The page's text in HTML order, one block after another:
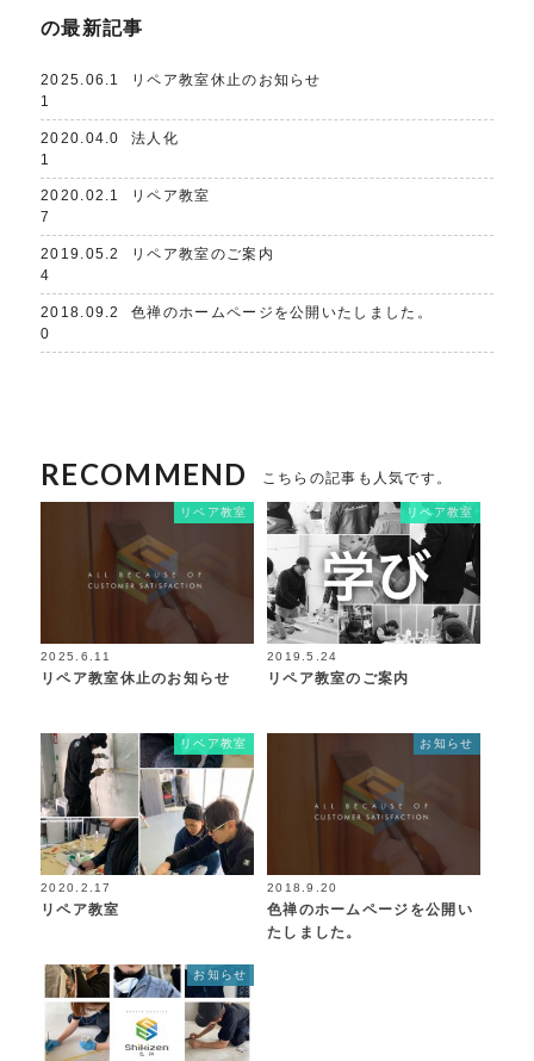
の最新記事
2025.06.1
1
リペア教室休止のお知らせ
2020.04.0
1
法人化
2020.02.1
7
リペア教室
2019.05.2
4
リペア教室のご案内
2018.09.2
0
色禅のホームページを公開いたしました。
RECOMMEND こちらの記事も人気です。
リペア教室
2025.6.11
リペア教室休止のお知らせ
リペア教室
2019.5.24
リペア教室のご案内
リペア教室
2020.2.17
リペア教室
お知らせ
2018.9.20
色禅のホームページを公開い
たしました。
お知らせ